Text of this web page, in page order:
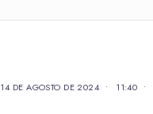
14 DE AGOSTO DE 2024 • 11:40 •